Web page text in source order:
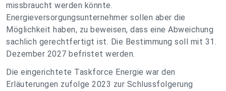
missbraucht werden könnte.
Energieversorgungsunternehmer sollen aber die
Möglichkeit haben, zu beweisen, dass eine Abweichung
sachlich gerechtfertigt ist. Die Bestimmung soll mit 31.
Dezember 2027 befristet werden.
Die eingerichtete Taskforce Energie war den
Erläuterungen zufolge 2023 zur Schlussfolgerung